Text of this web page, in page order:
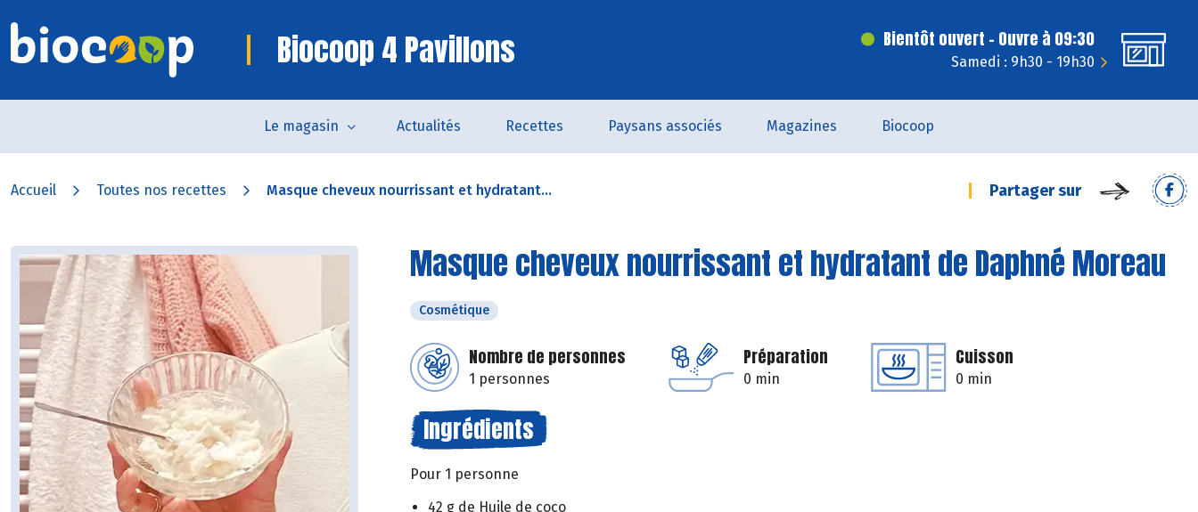
Biocoop 4 Pavillons Bientôt ouvert - Ouvre à 09:30
Samedi : 9h30 - 19h30
Le magasin Actualités Recettes Paysans associés Magazines Biocoop
Accueil Toutes nos recettes Masque cheveux nourrissant et hydratant... Partager sur
Masque cheveux nourrissant et hydratant de Daphné Moreau
Cosmétique
Nombre de personnes
1 personnes
Préparation
0 min
Cuisson
0 min
Ingrédients
Pour 1 personne
42 g de Huile de coco